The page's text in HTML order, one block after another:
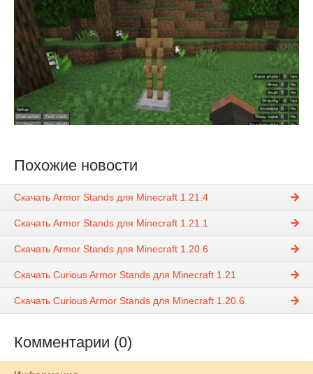
Похожие новости
Скачать Armor Stands для Minecraft 1.21.4
Скачать Armor Stands для Minecraft 1.21.1
Скачать Armor Stands для Minecraft 1.20.6
Скачать Curious Armor Stands для Minecraft 1.21
Скачать Curious Armor Stands для Minecraft 1.20.6
Комментарии (0)